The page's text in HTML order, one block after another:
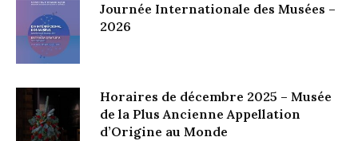
Journée Internationale des Musées –
2026
Horaires de décembre 2025 – Musée
de la Plus Ancienne Appellation
d’Origine au Monde